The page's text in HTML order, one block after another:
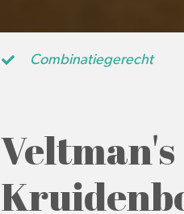
Combinatiegerecht
Veltman's